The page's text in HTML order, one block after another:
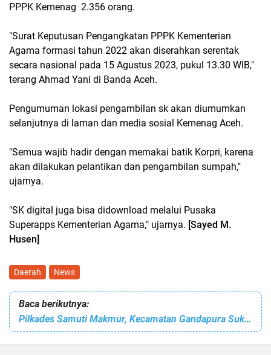
PPPK Kemenag 2.356 orang.
"Surat Keputusan Pengangkatan PPPK Kementerian
Agama formasi tahun 2022 akan diserahkan serentak
secara nasional pada 15 Agustus 2023, pukul 13.30 WIB,"
terang Ahmad Yani di Banda Aceh.
Pengumuman lokasi pengambilan sk akan diumumkan
selanjutnya di laman dan media sosial Kemenag Aceh.
"Semua wajib hadir dengan memakai batik Korpri, karena
akan dilakukan pelantikan dan pengambilan sumpah,"
ujarnya.
"SK digital juga bisa didownload melalui Pusaka
Superapps Kementerian Agama," ujarnya. [Sayed M.
Husen]
Daerah News
Baca berikutnya:
Pilkades Samuti Makmur, Kecamatan Gandapura Sukses Digelar. Ini Dia Jawaranya